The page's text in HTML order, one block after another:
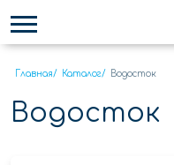
Главная/ Каталог/ Водосток
Водосток